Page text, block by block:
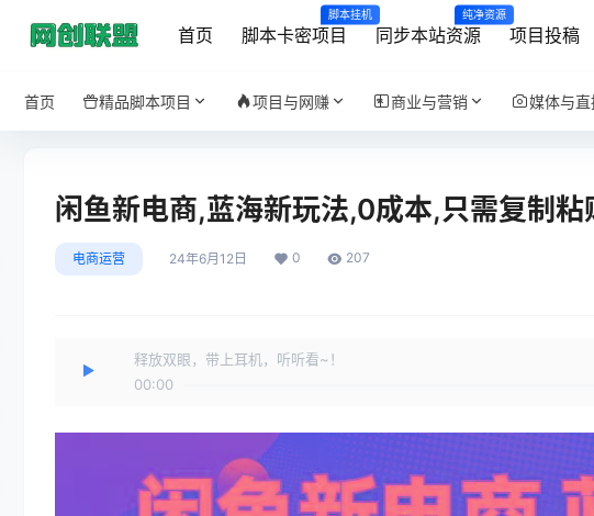
首页 脚本卡密项目
脚本挂机
同步本站资源
纯净资源
项目投稿
首页 精品脚本项目 项目与网赚 商业与营销 媒体与直
闲鱼新电商,蓝海新玩法,0成本,只需复制
电商运营 24年6月12日 0 207
释放双眼，带上耳机，听听看~！
00:00